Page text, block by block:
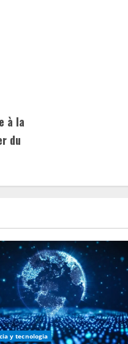
à la
du
y tecnologia